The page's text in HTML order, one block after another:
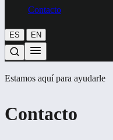
Contacto
ES EN
Estamos aquí para ayudarle
Contacto